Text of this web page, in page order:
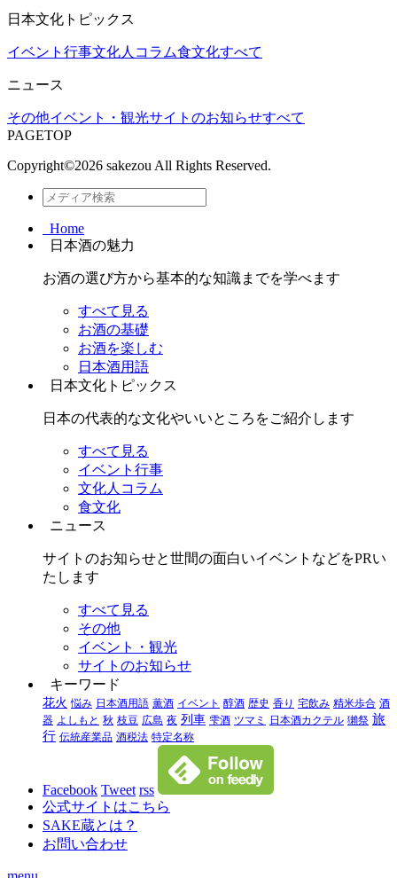
日本文化トピックス
イベント行事文化人コラム食文化すべて
ニュース
その他イベント・観光サイトのお知らせすべて
PAGETOP
Copyright©2026 sakezou All Rights Reserved.
Home
日本酒の魅力
お酒の選び方から基本的な知識までを学べます
すべて見る
お酒の基礎
お酒を楽しむ
日本酒用語
日本文化トピックス
日本の代表的な文化やいいところをご紹介します
すべて見る
イベント行事
文化人コラム
食文化
ニュース
サイトのお知らせと世間の面白いイベントなどをPRい
たします
すべて見る
その他
イベント・観光
サイトのお知らせ
キーワード
花火 悩み 日本酒用語 薫酒 イベント 醇酒 歴史 香り 宅飲み 精米歩合 酒
器 よしもと 秋 枝豆 広島 夜 列車 雫酒 ツマミ 日本酒カクテル 獺祭 旅
行 伝統産業品 酒税法 特定名称
Facebook Tweet rss
公式サイトはこちら
SAKE蔵とは？
お問い合わせ